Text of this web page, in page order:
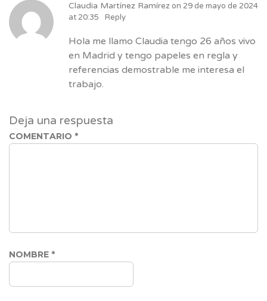
Claudia Martínez Ramírez on 29 de mayo de 2024
at 20:35
Reply
Hola me llamo Claudia tengo 26 años vivo
en Madrid y tengo papeles en regla y
referencias demostrable me interesa el
trabajo.
Deja una respuesta
COMENTARIO *
NOMBRE *